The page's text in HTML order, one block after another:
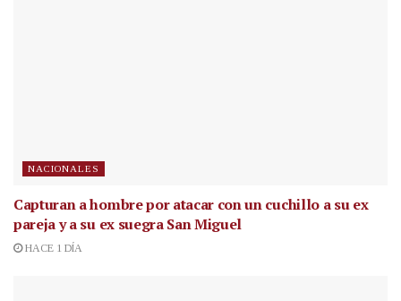
NACIONALES
Capturan a hombre por atacar con un cuchillo a su ex
pareja y a su ex suegra San Miguel
HACE 1 DÍA